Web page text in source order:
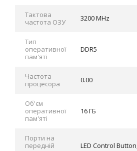
Тактова
частота ОЗУ
3200 MHz
Тип
оперативної
пам'яті
DDR5
Частота
процесора
0.00
Об'єм
оперативної
пам'яті
16 ГБ
Порти на
передній
LED Control